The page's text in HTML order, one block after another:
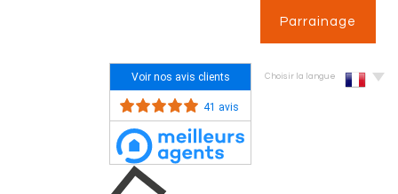
Parrainage
Voir nos avis clients
41 avis
Choisir la langue